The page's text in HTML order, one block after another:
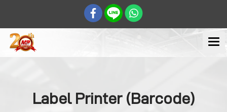
Label Printer (Barcode)